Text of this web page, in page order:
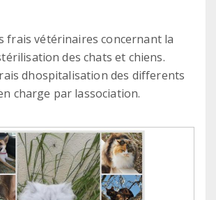
frais vétérinaires concernant la
des chats et chiens.
dhospitalisation des differents
charge par lassociation.